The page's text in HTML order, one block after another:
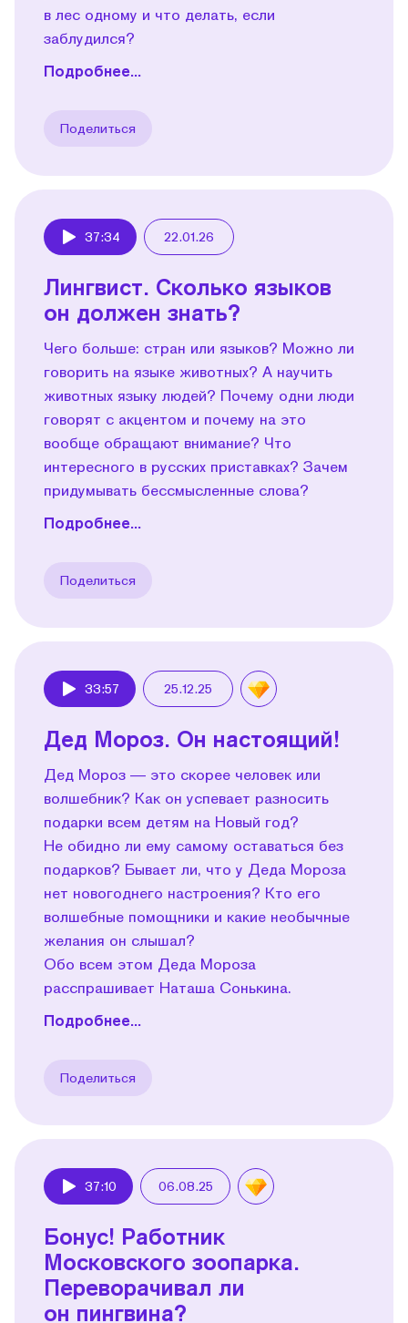
в лес одному и что делать, если
заблудился?
Подробнее...
Поделиться
37:34 22.01.26
Лингвист. Сколько языков
он должен знать?
Чего больше: стран или языков? Можно ли
говорить на языке животных? А научить
животных языку людей? Почему одни люди
говорят с акцентом и почему на это
вообще обращают внимание? Что
интересного в русских приставках? Зачем
придумывать бессмысленные слова?
Подробнее...
Поделиться
33:57 25.12.25
Дед Мороз. Он настоящий!
Дед Мороз — это скорее человек или
волшебник? Как он успевает разносить
подарки всем детям на Новый год?
Не обидно ли ему самому оставаться без
подарков? Бывает ли, что у Деда Мороза
нет новогоднего настроения? Кто его
волшебные помощники и какие необычные
желания он слышал?
Обо всем этом Деда Мороза
расспрашивает Наташа Сонькина.
Подробнее...
Поделиться
37:10 06.08.25
Бонус! Работник
Московского зоопарка.
Переворачивал ли
он пингвина?